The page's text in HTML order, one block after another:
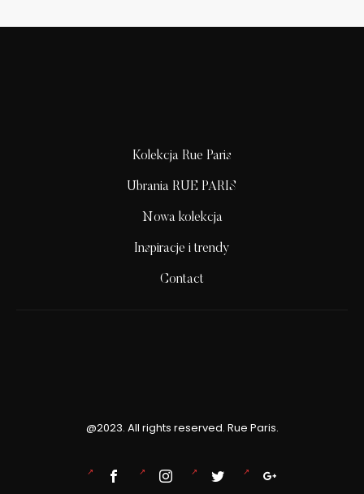
Kolekcja Rue Paris
Ubrania RUE PARIS
Nowa kolekcja
Inspiracje i trendy
Contact
@2023. All rights reserved. Rue Paris.